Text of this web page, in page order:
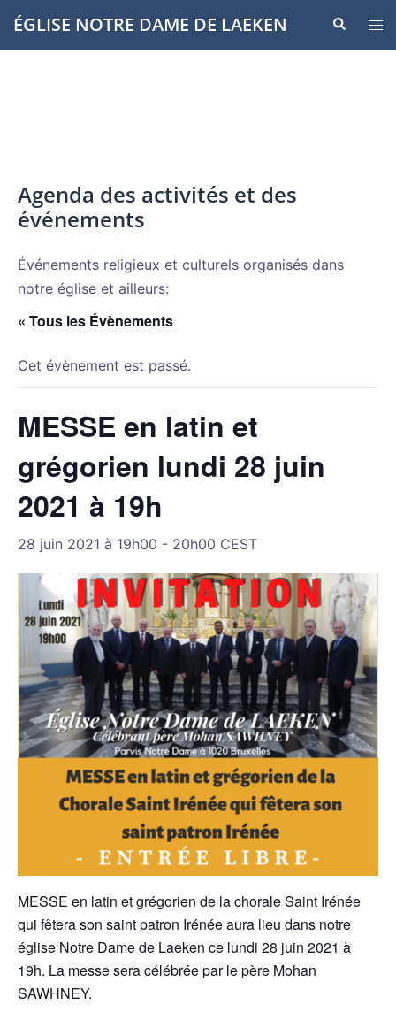
Aller
auÉGLISE NOTRE DAME DE LAEKEN
le
Agenda des activités et des
événements
Événements religieux et culturels organisés dans
notre église et ailleurs:
« Tous les Évènements
Cet évènement est passé.
MESSE en latin et
grégorien lundi 28 juin
2021 à 19h
28 juin 2021 à 19h00 - 20h00 CEST
MESSE en latin et grégorien de la chorale Saint Irénée
qui fêtera son saint patron Irénée aura lieu dans notre
église Notre Dame de Laeken ce lundi 28 juin 2021 à
19h. La messe sera célébrée par le père Mohan
SAWHNEY.